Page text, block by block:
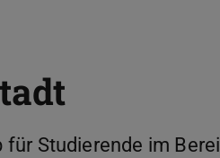
Studierende im